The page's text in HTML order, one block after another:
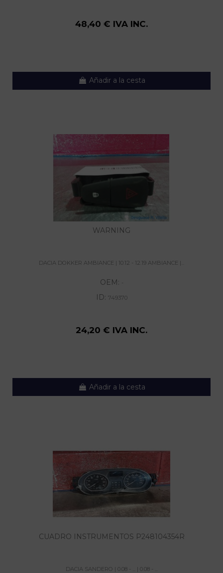
48,40 € IVA INC.
Añadir a la cesta
WARNING
DACIA DOKKER AMBIANCE | 10.12 - 12.19 AMBIANCE |...
OEM: -
ID: 749370
24,20 € IVA INC.
Añadir a la cesta
CUADRO INSTRUMENTOS P248104354R
DACIA SANDERO | 0.08 - ... | 0.08 - ...